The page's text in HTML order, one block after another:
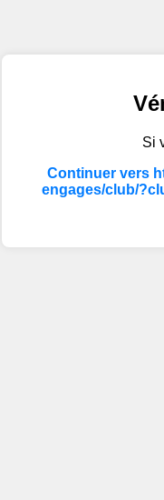
Si
Continuer vers
engages/club/